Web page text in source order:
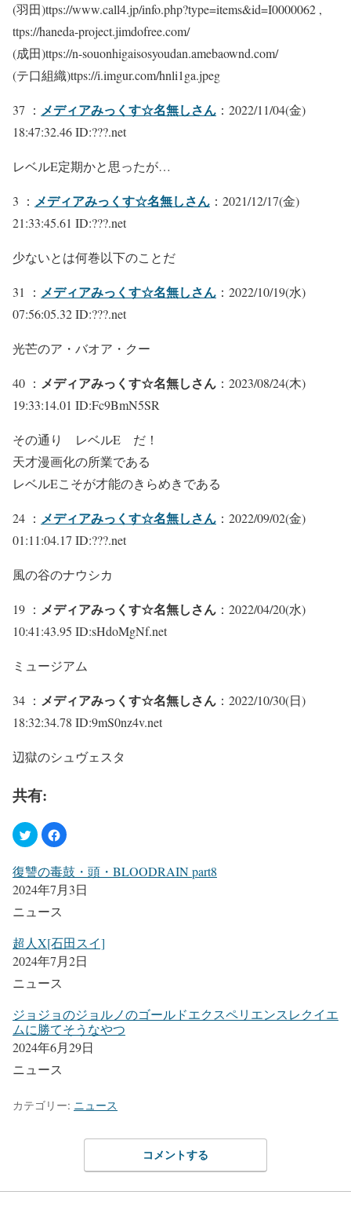
(羽田)ttps://www.call4.jp/info.php?type=items&id=I0000062 ,
ttps://haneda-project.jimdofree.com/
(成田)ttps://n-souonhigaisosyoudan.amebaownd.com/
(テ口組織)ttps://i.imgur.com/hnli1ga.jpeg
37 ： メディアみっくす☆名無しさん ：2022/11/04(金)
18:47:32.46 ID:???.net
レベルE定期かと思ったが…
3 ： メディアみっくす☆名無しさん ：2021/12/17(金)
21:33:45.61 ID:???.net
少ないとは何巻以下のことだ
31 ： メディアみっくす☆名無しさん ：2022/10/19(水)
07:56:05.32 ID:???.net
光芒のア・バオア・クー
40 ： メディアみっくす☆名無しさん ：2023/08/24(木)
19:33:14.01 ID:Fc9BmN5SR
その通り レベルE だ！
天才漫画化の所業である
レベルEこそが才能のきらめきである
24 ： メディアみっくす☆名無しさん ：2022/09/02(金)
01:11:04.17 ID:???.net
風の谷のナウシカ
19 ： メディアみっくす☆名無しさん ：2022/04/20(水)
10:41:43.95 ID:sHdoMgNf.net
ミュージアム
34 ： メディアみっくす☆名無しさん ：2022/10/30(日)
18:32:34.78 ID:9mS0nz4v.net
辺獄のシュヴェスタ
共有:
復讐の毒鼓・頭・BLOODRAIN part8
2024年7月3日
ニュース
超人X[石田スイ]
2024年7月2日
ニュース
ジョジョのジョルノのゴールドエクスペリエンスレクイエ
ムに勝てそうなやつ
2024年6月29日
ニュース
カテゴリー: ニュース
コメントする